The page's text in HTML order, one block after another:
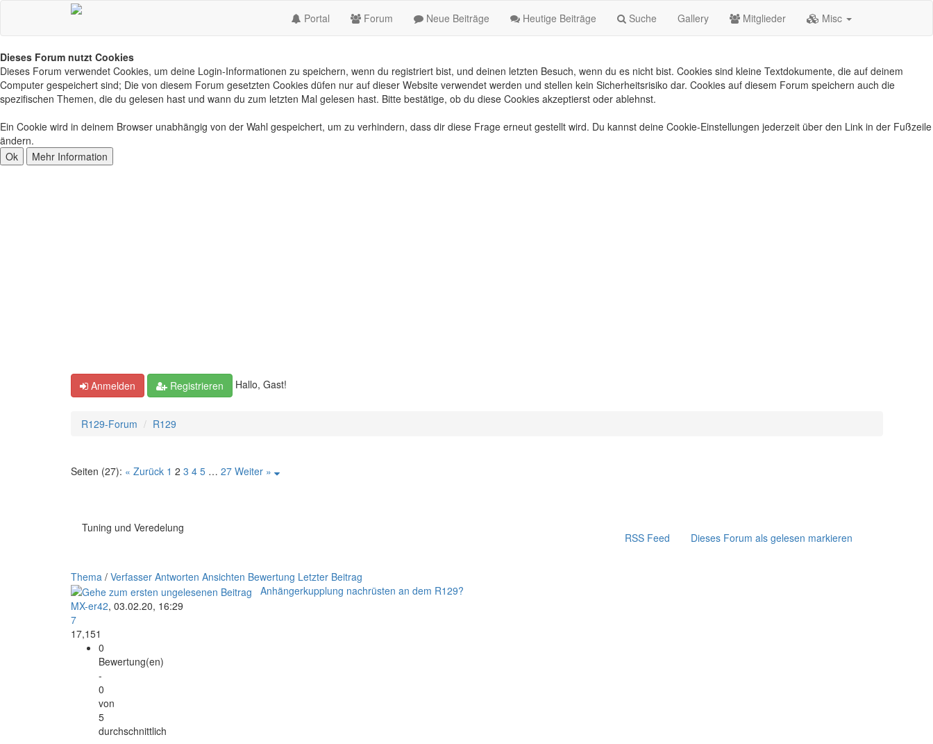
Portal Forum Neue Beiträge Heutige Beiträge Suche Gallery Mitglieder Misc
Dieses Forum nutzt Cookies
Dieses Forum verwendet Cookies, um deine Login-Informationen zu speichern, wenn du registriert bist, und deinen letzten Besuch, wenn du es nicht bist. Cookies sind kleine Textdokumente, die auf deinem
Computer gespeichert sind; Die von diesem Forum gesetzten Cookies düfen nur auf dieser Website verwendet werden und stellen kein Sicherheitsrisiko dar. Cookies auf diesem Forum speichern auch die
spezifischen Themen, die du gelesen hast und wann du zum letzten Mal gelesen hast. Bitte bestätige, ob du diese Cookies akzeptierst oder ablehnst.
Ein Cookie wird in deinem Browser unabhängig von der Wahl gespeichert, um zu verhindern, dass dir diese Frage erneut gestellt wird. Du kannst deine Cookie-Einstellungen jederzeit über den Link in der Fußzeile
ändern.
Anmelden Registrieren Hallo, Gast!
R129-Forum R129
Seiten (27): « Zurück 1 2 3 4 5 … 27 Weiter »
Tuning und Veredelung
RSS Feed Dieses Forum als gelesen markieren
Thema / Verfasser Antworten Ansichten Bewertung Letzter Beitrag
Anhängerkupplung nachrüsten an dem R129?
MX-er42, 03.02.20, 16:29
7
17,151
0
Bewertung(en)
-
0
von
5
durchschnittlich